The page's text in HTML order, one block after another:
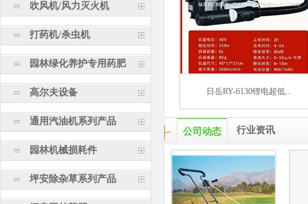
吹风机/风力灭火机
打药机/杀虫机
园林绿化养护专用药肥
高尔夫设备
通用汽油机系列产品
园林机械损耗件
坪安除杂草系列产品
日岳RY-6130锂电超低...
公司动态 行业资讯